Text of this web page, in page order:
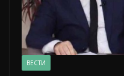
ВЕСТИ